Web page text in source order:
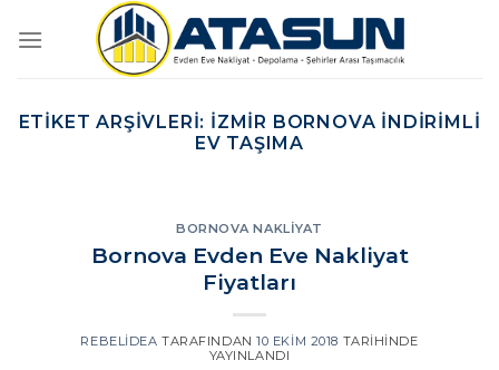
atla
ETIKET ARŞIVLERI: İZMIR BORNOVA INDIRIMLI
EV TAŞIMA
BORNOVA NAKLIYAT
Bornova Evden Eve Nakliyat
Fiyatları
REBELIDEA TARAFINDAN 10 EKIM 2018 TARIHINDE
YAYINLANDI